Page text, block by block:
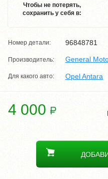
Чтобы не потерять,
сохранить у себя в:
Номер детали: 96848781
Производитель: General
Для какого авто: Opel Antara
4 000